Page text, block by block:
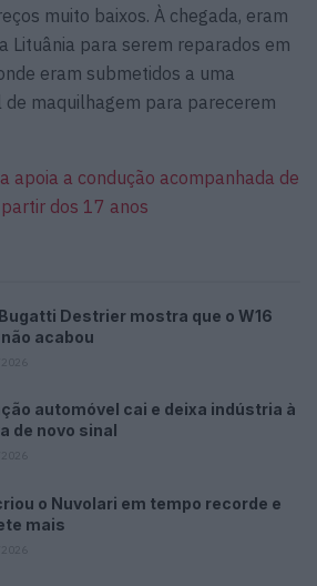
muito baixos. À chegada, eram
Lituânia para serem reparados em
eram submetidos a uma
maquilhagem para parecerem
apoia a condução acompanhada de
dos 17 anos
Destrier mostra que o W16
acabou
automóvel cai e deixa indústria à
de novo sinal
o Nuvolari em tempo recorde e
mais